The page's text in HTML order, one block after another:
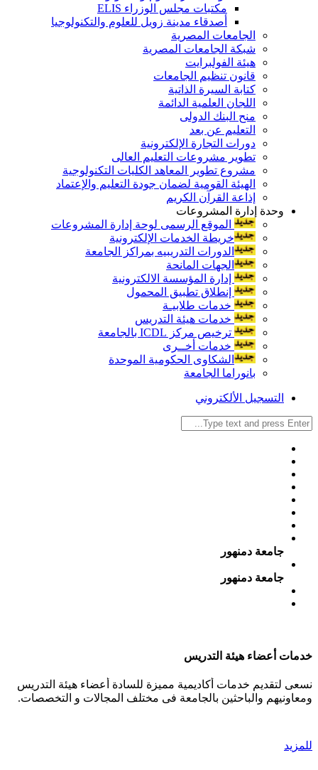
مكتبات مجلس الوزراء ELIS
أصدقاء مدينة زويل للعلوم والتكنولوجيا
الجامعات المصرية
شبكة الجامعات المصرية
هيئة الفولبرايت
قانون تنظيم الجامعات
كتابة السيرة الذاتية
اللجان العلمية الدائمة
منح البنك الدولى
التعليم عن بعد
دورات التجارة الإلكترونية
تطوير مشروعات التعليم العالى
مشروع تطوير المعاهد الكليات التكنولوجية
الهيئة القومية لضمان جودة التعليم والإعتماد
إذاعة القرآن الكريم
وحدة إدارة المشروعات
الموقع الرسمى لوحة إدارة المشروعات
خريطة الخدمات الإلكترونية
الدورات التدريبيه بمراكز الجامعة
الجهات المانحة
إدارة المؤسسة الالكترونية
إنطلاق تطبيق المحمول
خدمات طلابيـة
خدمات هيئة التدريس
ترخيص مركز ICDL بالجامعة
خدمات أخــرى
الشكاوى الحكومية الموحدة
بانوراما الجامعة
التسجيل الألكتروني
جامعة دمنهور
جامعة دمنهور
خدمات أعضاء هيئة التدريس
نسعى لتقديم خدمات أكاديمية مميزة للسادة أعضاء هيئة التدريس
ومعاونيهم والباحثين بالجامعة فى مختلف المجالات و التخصصات.
للمزيد